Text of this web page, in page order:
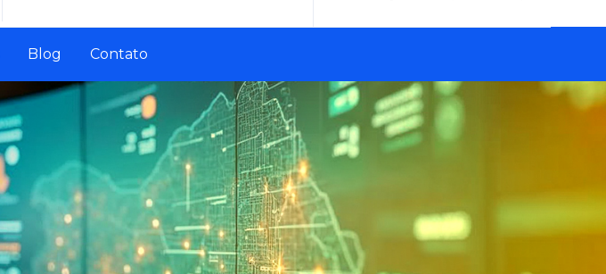
Blog Contato